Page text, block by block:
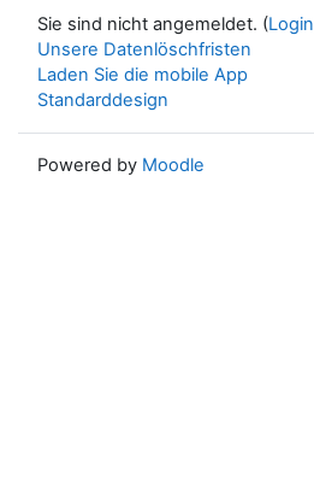
Sie sind nicht angemeldet. (Login
Unsere Datenlöschfristen
Laden Sie die mobile App
Standarddesign
Powered by Moodle